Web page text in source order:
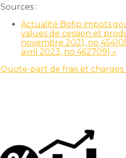
Sources :
Actualité Bofip
values de cession et
novembre 2021, no
avril 2023, no 462709) »
Quote-part de frais et